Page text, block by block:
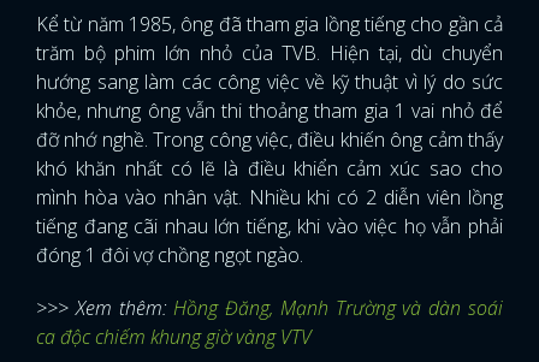
Kể từ năm 1985, ông đã tham gia lồng tiếng cho gần cả
trăm bộ phim lớn nhỏ của TVB. Hiện tại, dù chuyển
hướng sang làm các công việc về kỹ thuật vì lý do sức
khỏe, nhưng ông vẫn thi thoảng tham gia 1 vai nhỏ để
đỡ nhớ nghề. Trong công việc, điều khiến ông cảm thấy
khó khăn nhất có lẽ là điều khiển cảm xúc sao cho
mình hòa vào nhân vật. Nhiều khi có 2 diễn viên lồng
tiếng đang cãi nhau lớn tiếng, khi vào việc họ vẫn phải
đóng 1 đôi vợ chồng ngọt ngào.
>>> Xem thêm:Hồng Đăng, Mạnh Trường và dàn soái
ca độc chiếm khung giờ vàng VTV